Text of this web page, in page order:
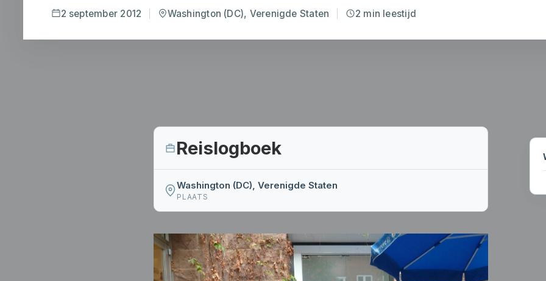
2 september 2012 Washington (DC), Verenigde Staten 2 min leestijd
Reislogboek
Washington (DC), Verenigde Staten
PLAATS